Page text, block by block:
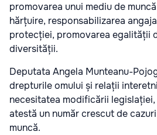
promovarea unui mediu de
hărțuire, responsabilizarea
protecției, promovarea egalității
diversității.
Deputata Angela Munteanu-
drepturile omului și relații
necesitatea modificării
atestă un număr crescut de
muncă.